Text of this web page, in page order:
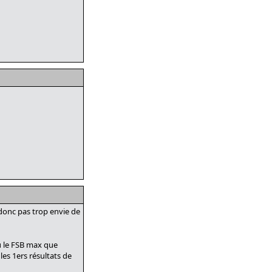
pas trop envie de
FSB max que
1ers résultats de